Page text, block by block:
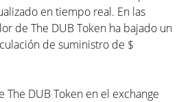
en tiempo real. En las
de The DUB Token ha bajado un
de suministro de $
The DUB Token en el exchange